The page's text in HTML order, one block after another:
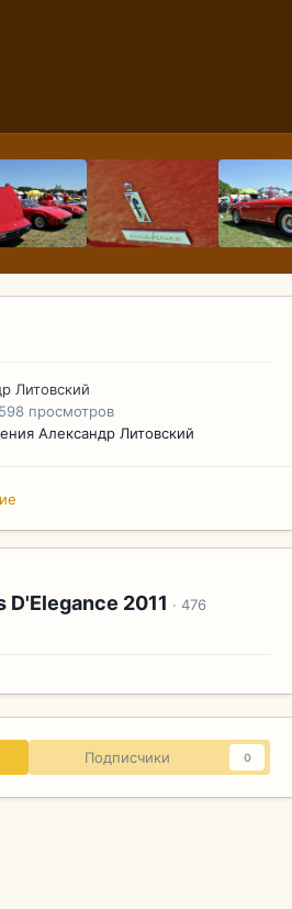
Литовский
598 просмотров
Александр Литовский
D'Elegance 2011 · 476
Подписчики 0